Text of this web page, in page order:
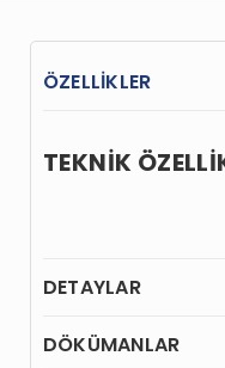
ÖZELLİKLER
TEKNİK
DETAYLAR
DÖKÜMANLAR